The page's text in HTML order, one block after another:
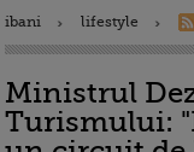
ibani lifestyle
Ministrul
Turismului: